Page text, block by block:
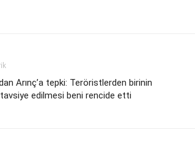
Arınç’a tepki: Teröristlerden birinin
tavsiye edilmesi beni rencide etti